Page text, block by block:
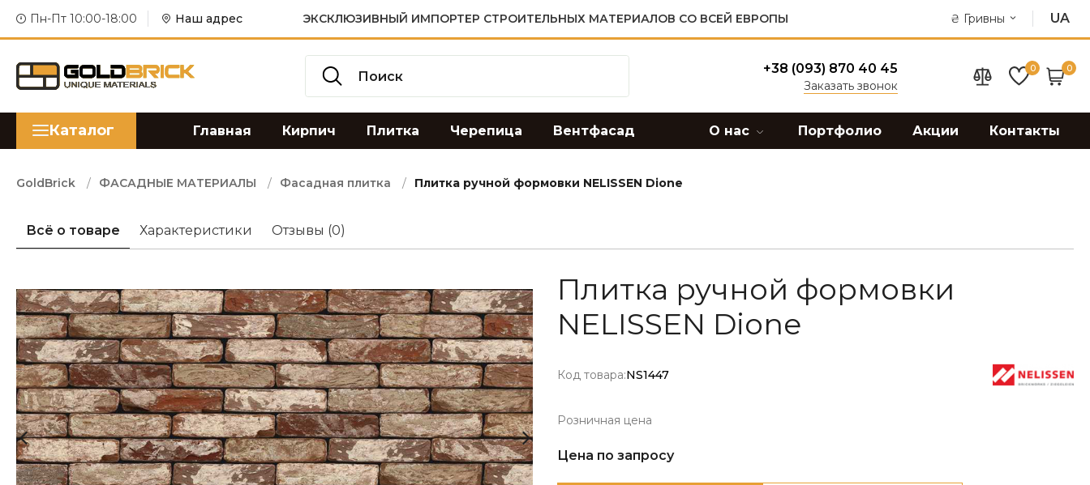
Пн-Пт 10:00-18:00 Наш адрес ЭКСКЛЮЗИВНЫЙ ИМПОРТЕР СТРОИТЕЛЬНЫХ МАТЕРИАЛОВ СО ВСЕЙ ЕВРОПЫ ₴ Гривны UA
+38 (093) 870 40 45
Заказать звонок
0 0
Каталог Главная Кирпич Плитка Черепица Вентфасад О нас Портфолио Акции Контакты
GoldBrick ФАСАДНЫЕ МАТЕРИАЛЫ Фасадная плитка Плитка ручной формовки NELISSEN Dione
Всё о товаре Характеристики Отзывы (0)
Плитка ручной формовки
NELISSEN Dione
Код товара:NS1447
Розничная цена
Цена по запросу